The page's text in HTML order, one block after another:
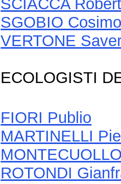
SCIACCA
SGOBIO
VERTONE
ECOLOGISTI
FIORI Publio
MARTINELLI
ROTONDI